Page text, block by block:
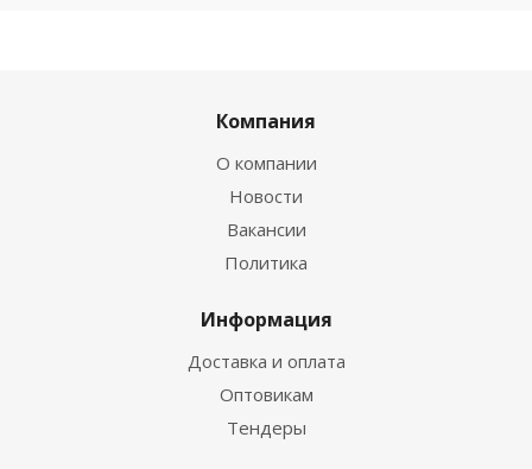
Компания
О компании
Новости
Вакансии
Политика
Информация
Доставка и оплата
Оптовикам
Тендеры